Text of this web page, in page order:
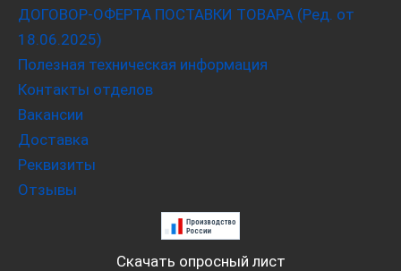
ДОГОВОР-ОФЕРТА ПОСТАВКИ ТОВАРА (Ред. от
18.06.2025)
Полезная техническая информация
Контакты отделов
Вакансии
Доставка
Реквизиты
Отзывы
Скачать опросный лист